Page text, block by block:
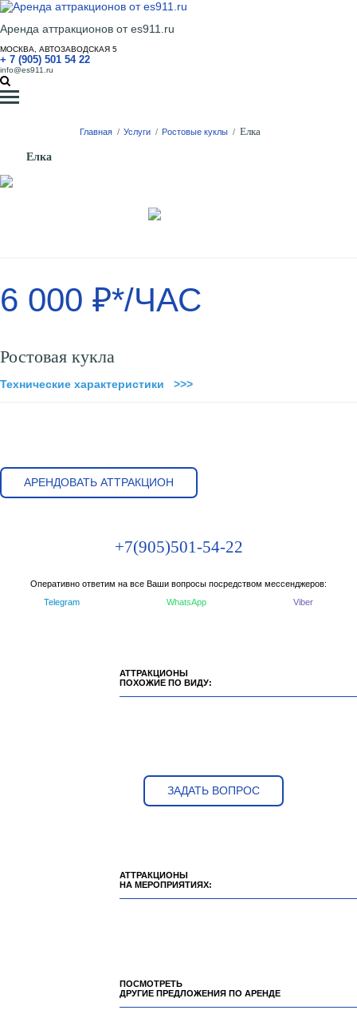
Аренда аттракционов от es911.ru
МОСКВА, АВТОЗАВОДСКАЯ 5
+ 7 (905) 501 54 22
info@es911.ru
Главная / Услуги / Ростовые куклы / Елка
Елка
6 000 ₽*/ЧАС
Ростовая кукла
Технические характеристики >>>
АРЕНДОВАТЬ АТТРАКЦИОН
+7(905)501-54-22
Оперативно ответим на все Ваши вопросы посредством мессенджеров:
Telegram
WhatsApp Viber
АТТРАКЦИОНЫ
ПОХОЖИЕ ПО ВИДУ:
ЗАДАТЬ ВОПРОС
АТТРАКЦИОНЫ
НА МЕРОПРИЯТИЯХ:
ПОСМОТРЕТЬ
ДРУГИЕ ПРЕДЛОЖЕНИЯ ПО АРЕНДЕ